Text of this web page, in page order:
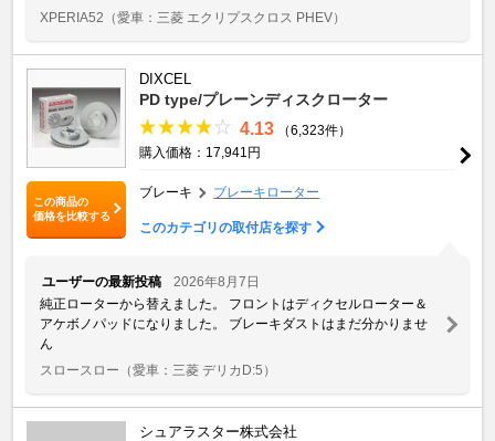
XPERIA52 （愛車：三菱 エクリプスクロス PHEV）
この商品の
価格を比較する
DIXCEL
PD type/プレーンディスクローター
4.13
（6,323件）
購入価格：17,941円
ブレーキ ブレーキローター
このカテゴリの取付店を探す
ユーザーの最新投稿
2026年8月7日
純正ローターから替えました。 フロントはディクセルローター＆
アケボノパッドになりました。 ブレーキダストはまだ分かりませ
ん
スロースロー （愛車：三菱 デリカD:5）
シュアラスター株式会社